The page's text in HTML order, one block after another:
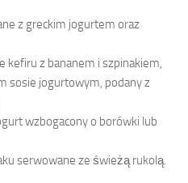
z greckim jogurtem oraz
kefiru z bananem i szpinakiem,
sosie jogurtowym, podany z
wzbogacony o borówki lub
serwowane ze świeżą rukolą.